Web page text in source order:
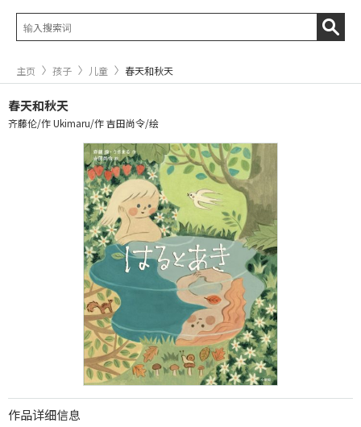
主页 孩子 儿童 春天和秋天
春天和秋天
齐藤伦/作 Ukimaru/作 吉田尚令/绘
作品详细信息